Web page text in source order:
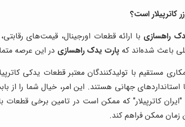
کاترپیلار است؟
راهسازی با ارائه قطعات اورجینال، قیمت‌های
باعث شده‌اند که پارت یدک راهسازی در این عرصه
مستقیم با تولیدکنندگان معتبر قطعات یدکی
جهانی هستند. این امر، خیال شما را
کاترپیلار" که ممکن است در تامین برخی
زمان ممکن فراهم کند.